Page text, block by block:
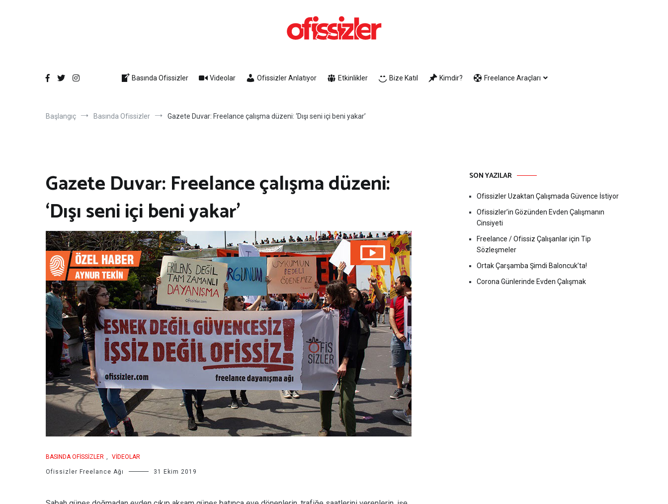
Basında Ofissizler
Videolar Ofissizler Anlatıyor Etkinlikler Bize Katıl Kimdir? Freelance Araçları
Başlangıç Basında Ofissizler Gazete Duvar: Freelance çalışma düzeni: ‘Dışı seni içi beni yakar’
Gazete Duvar: Freelance çalışma düzeni:
‘Dışı seni içi beni yakar’
BASINDA OFISSIZLER VIDEOLAR
Ofissizler Freelance Ağı 31 Ekim 2019
SON YAZILAR
Ofissizler Uzaktan Çalışmada Güvence İstiyor
Ofissizler’in Gözünden Evden Çalışmanın
Cinsiyeti
Freelance / Ofissiz Çalışanlar için Tip
Sözleşmeler
Ortak Çarşamba Şimdi Baloncuk’ta!
Corona Günlerinde Evden Çalışmak